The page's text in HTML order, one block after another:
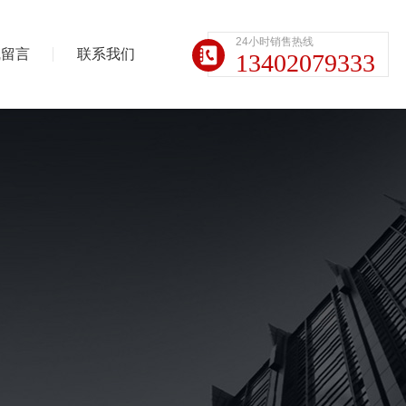
言 联系我们
24小时销售热线
13402079333